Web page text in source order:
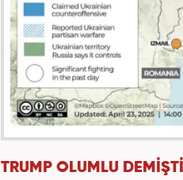
TRUMP OLUMLU DEMİŞTİ